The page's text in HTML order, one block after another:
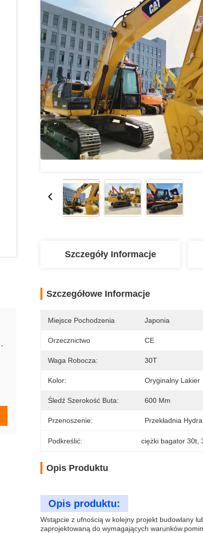
Szczegóły Informacje
Szczegółowe Informacje
Miejsce Pochodzenia Japonia
Orzecznictwo CE
Waga Robocza: 30T
Kolor: Oryginalny Lakier
Śledź Szerokość Buta: 600 Mm
Przenoszenie: Przekładnia
Podkreślić: ciężki bagator 30t ,
Opis Produktu
Opis produktu:
Wstąpcie z ufnością w kolejny projekt budowlany
zaprojektowaną do wymagających